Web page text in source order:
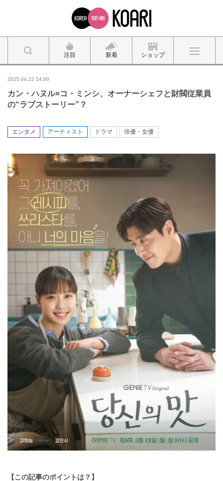
注目 新着 ショップ
2025.04.22 14:00
カン・ハヌル×コ・ミンシ、オーナーシェフと財閥従業員
の“ラブストーリー”？
エンタメ アーティスト ドラマ 俳優・女優
【この記事のポイントは？】